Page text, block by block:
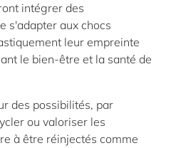
intégrer des
s'adapter aux chocs
leur empreinte
le bien-être et la santé de
des possibilités, par
ou valoriser les
à être réinjectés comme